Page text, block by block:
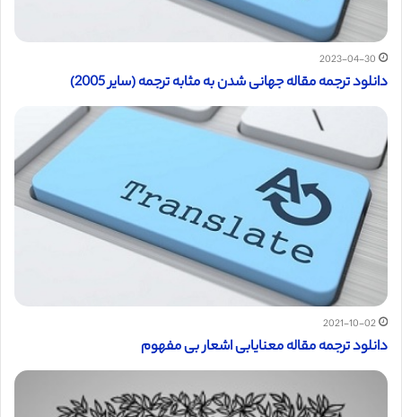
2023-04-30
دانلود ترجمه مقاله جهانی شدن به مثابه ترجمه (سایر 2005)
2021-10-02
دانلود ترجمه مقاله معنایابی اشعار بی مفهوم